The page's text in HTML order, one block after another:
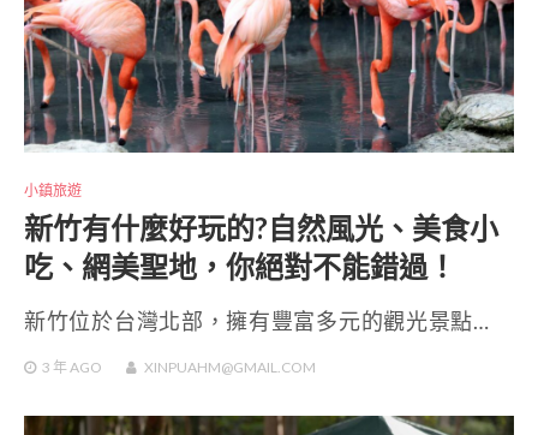
小鎮旅遊
新竹有什麼好玩的?自然風光、美食小
吃、網美聖地，你絕對不能錯過！
新竹位於台灣北部，擁有豐富多元的觀光景點…
3 年AGO XINPUAHM@GMAIL.COM